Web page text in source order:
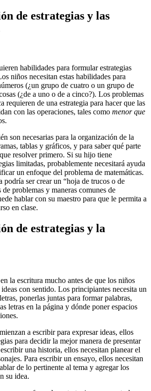
de estrategias y las
habilidades para formular estrategias
niños necesitan estas habilidades para
(¿un grupo de cuatro o un grupo de
(¿de a uno o de a cinco?). Los problemas
requieren de una estrategia para hacer que las
con las operaciones, tales como menor que
son necesarias para la organización de la
tablas y gráficos, y para saber qué parte
resolver primero. Si su hijo tiene
limitadas, probablemente necesitará ayuda
un enfoque del problema de matemáticas.
podría ser crear un “hoja de trucos o de
problemas y maneras comunes de
hablar con su maestro para que le permita a
en clase.
de estrategias y la
la escritura mucho antes de que los niños
con sentido. Los principiantes necesita un
ponerlas juntas para formar palabras,
letras en la página y dónde poner espacios
a escribir para expresar ideas, ellos
para decidir la mejor manera de presentar
una historia, ellos necesitan planear el
Para escribir un ensayo, ellos necesitan
de lo pertinente al tema y agregar los
su idea.